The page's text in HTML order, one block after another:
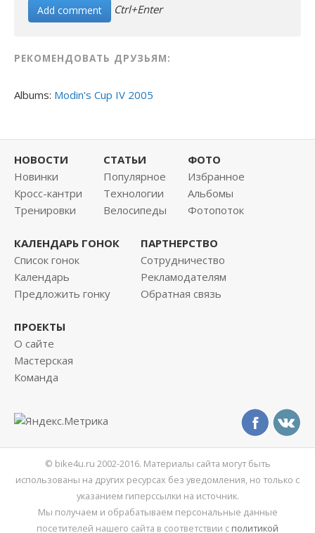
Ctrl+Enter
РЕКОМЕНДОВАТЬ ДРУЗЬЯМ:
Albums: Modin's Cup IV 2005
НОВОСТИ
Новинки
Кросс-кантри
Тренировки
СТАТЬИ
Популярное
Технологии
Велосипеды
ФОТО
Избранное
Альбомы
Фотопоток
КАЛЕНДАРЬ ГОНОК
Список гонок
Календарь
Предложить гонку
ПАРТНЕРСТВО
Сотрудничество
Рекламодателям
Обратная связь
ПРОЕКТЫ
О сайте
Мастерская
Команда
© bike4u.ru 2002-2016. Материалы сайта могут быть
использованы на других ресурсах без уведомления, но только с
указанием гиперссылки на источник.
Мы получаем и обрабатываем персональные данные
посетителей нашего сайта в соответствии с политикой